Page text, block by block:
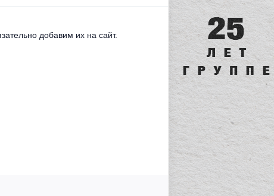
добавим их на сайт.